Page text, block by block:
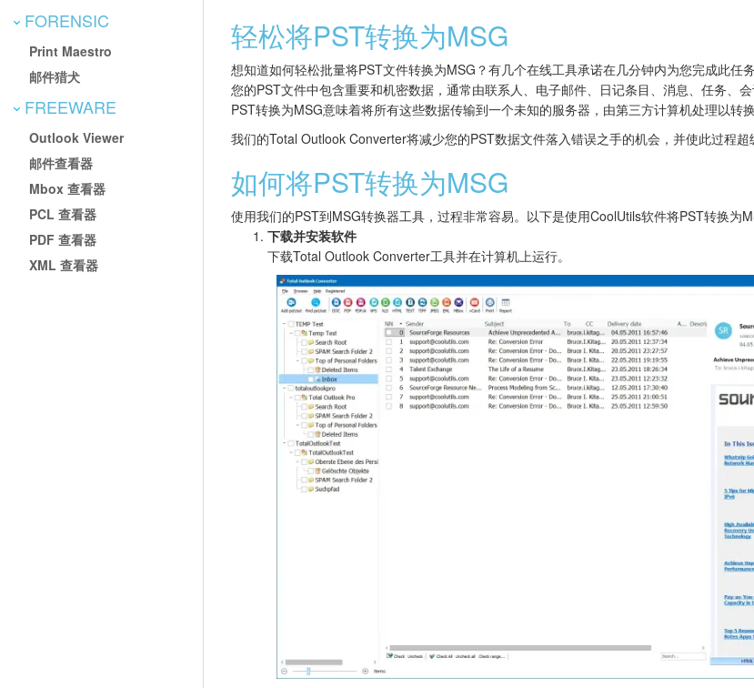
FORENSIC
Print Maestro
邮件猎犬
FREEWARE
Outlook Viewer
邮件查看器
Mbox 查看器
PCL 查看器
PDF 查看器
XML 查看器
轻松将PST转换为MSG
想知道如何轻松批量将PST文件转换为MSG？有几个在线工具承诺在几分钟内为您完成此任
您的PST文件中包含重要和机密数据，通常由联系人、电子邮件、日记条目、消息、任务、
PST转换为MSG意味着将所有这些数据传输到一个未知的服务器，由第三方计算机处理以转
我们的Total Outlook Converter将减少您的PST数据文件落入错误之手的机会，并使此过程超
如何将PST转换为MSG
使用我们的PST到MSG转换器工具，过程非常容易。以下是使用CoolUtils软件将PST转换为
下载并安装软件
下载Total Outlook Converter工具并在计算机上运行。